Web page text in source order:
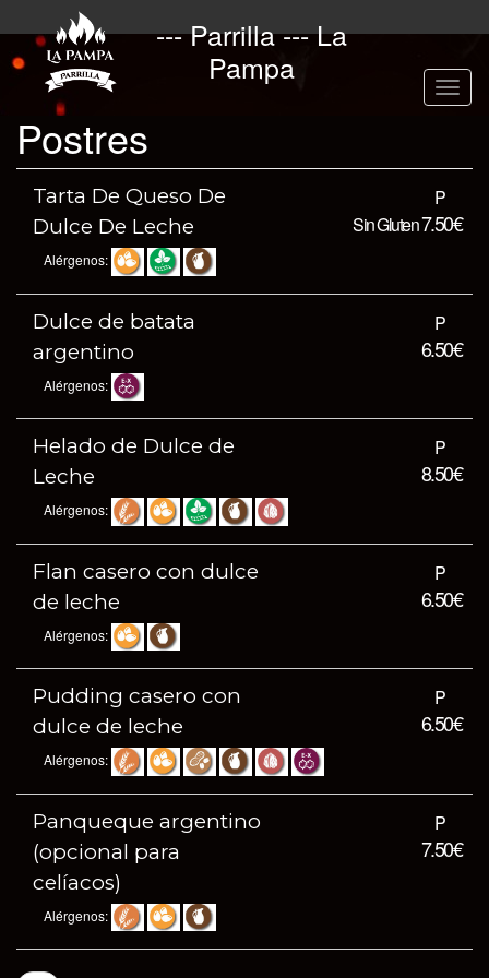
al
contenido
principal
--- Parrilla --- La
Pampa
Postres
Tarta De Queso De
Dulce De Leche
P
Sin Gluten7.50€
Alérgenos:
Dulce de batata
argentino
P
6.50€
Alérgenos:
Helado de Dulce de
Leche
P
8.50€
Alérgenos:
Flan casero con dulce
de leche
P
6.50€
Alérgenos:
Pudding casero con
dulce de leche
P
6.50€
Alérgenos:
Panqueque argentino
(opcional para
celíacos)
P
7.50€
Alérgenos: